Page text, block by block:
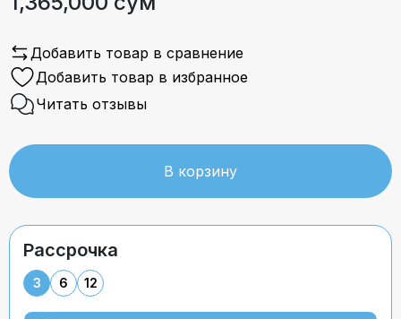
Добавить товар в сравнение
Добавить товар в избранное
Читать отзывы
В корзину
Рассрочка
3 6 12